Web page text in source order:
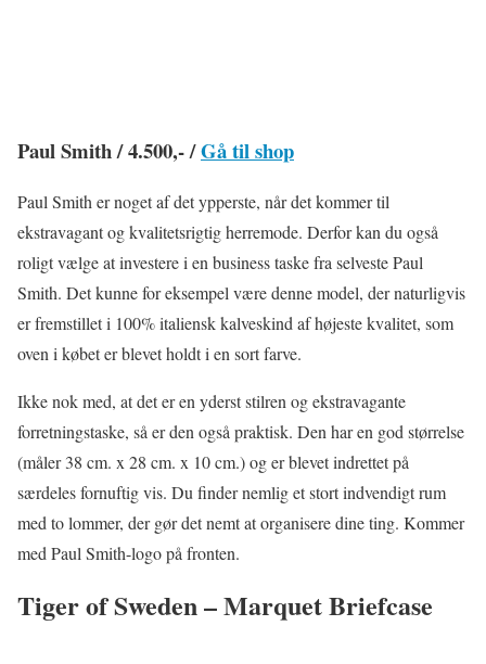
Paul Smith / 4.500,- /Gå til shop
Paul Smith er noget af det ypperste, når det kommer til
ekstravagant og kvalitetsrigtig herremode. Derfor kan du også
roligt vælge at investere i en business taske fra selveste Paul
Smith. Det kunne for eksempel være denne model, der naturligvis
er fremstillet i 100% italiensk kalveskind af højeste kvalitet, som
oven i købet er blevet holdt i en sort farve.
Ikke nok med, at det er en yderst stilren og ekstravagante
forretningstaske, så er den også praktisk. Den har en god størrelse
(måler 38 cm. x 28 cm. x 10 cm.) og er blevet indrettet på
særdeles fornuftig vis. Du finder nemlig et stort indvendigt rum
med to lommer, der gør det nemt at organisere dine ting. Kommer
med Paul Smith-logo på fronten.
Tiger of Sweden – Marquet Briefcase